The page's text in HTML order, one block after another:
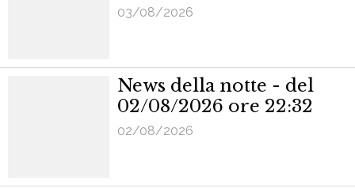
03/08/2026
News della notte - del
02/08/2026 ore 22:32
02/08/2026